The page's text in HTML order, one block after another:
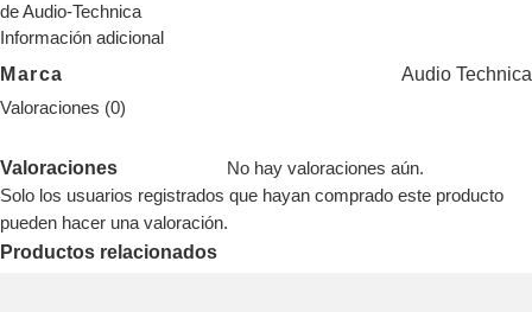
de Audio-Technica
Información adicional
Marca Audio Technica
Valoraciones (0)
Valoraciones
No hay valoraciones aún.
Solo los usuarios registrados que hayan comprado este producto
pueden hacer una valoración.
Productos relacionados